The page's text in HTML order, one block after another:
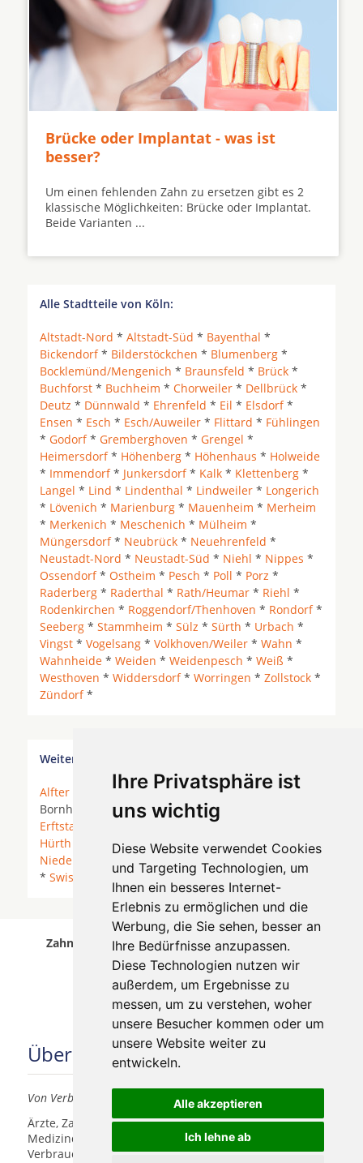
Ihre Privatsphäre ist
uns wichtig
Diese Website verwendet Cookies
und Targeting Technologien, um
Ihnen ein besseres Internet-
Erlebnis zu ermöglichen und die
Werbung, die Sie sehen, besser an
Ihre Bedürfnisse anzupassen.
Diese Technologien nutzen wir
außerdem, um Ergebnisse zu
messen, um zu verstehen, woher
unsere Besucher kommen oder um
unsere Website weiter zu
entwickeln.
Alle akzeptieren
Ich lehne ab
Brücke oder Implantat - was ist
besser?
Um einen fehlenden Zahn zu ersetzen gibt es 2
klassische Möglichkeiten: Brücke oder Implantat.
Beide Varianten ...
Alle Stadtteile von Köln:
Altstadt-Nord * Altstadt-Süd * Bayenthal *
Bickendorf* Bilderstöckchen * Blumenberg *
Bocklemünd/Mengenich * Braunsfeld * Brück *
Buchforst * Buchheim * Chorweiler * Dellbrück *
Deutz * Dünnwald * Ehrenfeld * Eil * Elsdorf*
Ensen * Esch * Esch/Auweiler * Flittard * Fühlingen
* Godorf* Gremberghoven * Grengel *
Heimersdorf* Höhenberg * Höhenhaus * Holweide
* Immendorf* Junkersdorf* Kalk * Klettenberg *
Langel * Lind * Lindenthal * Lindweiler * Longerich
* Lövenich * Marienburg * Mauenheim * Merheim
* Merkenich * Meschenich * Mülheim *
Müngersdorf* Neubrück * Neuehrenfeld *
Neustadt-Nord * Neustadt-Süd * Niehl * Nippes *
Ossendorf* Ostheim * Pesch * Poll * Porz *
Raderberg * Raderthal * Rath/Heumar * Riehl *
Rodenkirchen * Roggendorf/Thenhoven * Rondorf*
Seeberg * Stammheim * Sülz * Sürth * Urbach *
Vingst * Vogelsang * Volkhoven/Weiler * Wahn *
Wahnheide * Weiden * Weidenpesch * Weiß *
Westhoven * Widdersdorf* Worringen * Zollstock *
Zündorf*
Weitere Orte in der Nähe von Köln Ossendorf
Alfter * Bergisch Gladbach *Bonn* Bornheim*
Bornheim (Rheinland) *Brühl (Rheinland)
Erftstadt
Frechen* Hennef (Sieg) *
Hürth * Kerpen *Köln* Lohmar *Neuss*
Niederkassel
* Rösrath *Sankt Augustin
* Siegburg
* Swisttal Troisdorf*Weilerswist*Wesseling*
Zahnärzte für Zahnimplantete in Köln Ossendorf
wurde am 08 August 2026 aktualisiert.
Über uns
Von Verbrauchern für Verbraucher
Ärzte, Zahnärzte, Akustiker und andere
Medizindienstleister haben hier die Möglichkeit, sich
Verbrauchern vorzustellen.